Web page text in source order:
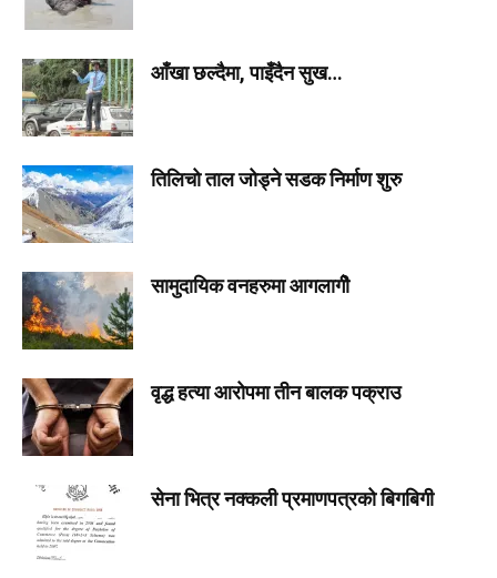
आँखा छल्दैमा, पाइँदैन सुख…
तिलिचो ताल जोड्ने सडक निर्माण शुरु
सामुदायिक वनहरुमा आगलागीे
वृद्ध हत्या आरोपमा तीन बालक पक्राउ
सेना भित्र नक्कली प्रमाणपत्रको बिगबिगी